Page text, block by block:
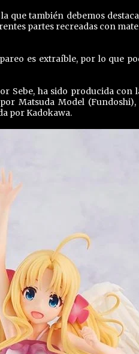
que también debemos
partes recreadas con
es extraíble, por lo que
Sebe, ha sido producida con
Matsuda Model
por Kadokawa.